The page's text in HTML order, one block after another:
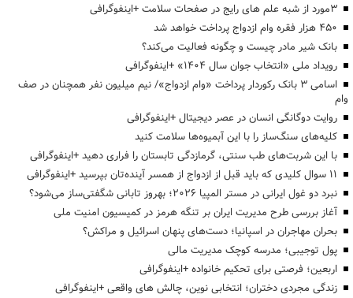
3مورد از شبه علم های رایج در صفحات سلامت +اینفوگرافی
۴۵۰ هزار فقره وام ازدواج پرداخت خواهد شد
بانک شیر مادر چیست و چگونه فعالیت می‌کند؟
رویداد ملی «انتخاب جوان سال ۱۴۰۴» +اینفوگرافی
اسامی ۳ بانک رکوردار پرداخت «وام ازدواج»/ نیم میلیون نفر همچنان در صف
وام
روایت دوگانگی انسان در عصر دیجیتال +اینفوگرافی
کلیه‌های سنگ‌ساز را با این آبمیوه‌ها سلامت کنید
با این شربت‌های طب سنتی، گرمازدگی تابستان را فراری دهید +اینفوگرافی
۱۱ سوال کلیدی که باید قبل از ازدواج از همسر آینده‌تان بپرسید +اینفوگرافی
نبرد دو غول ایرانی در مستر المپیا ۲۰۲۶؛ بهروز تابانی شگفتی‌ساز می‌شود؟
آغاز بررسی طرح مدیریت ایران بر تنگه هرمز در کمیسیون امنیت ملی
بحران مهاجران در اسپانیا؛ دست‌های پنهان اسرائیل و مراکش؟
پول توجیبی؛ مدرسه کوچک مدیریت مالی
اربعین؛ فرصتی برای تحکیم خانواده +اینفوگرافی
زندگی مجردی دختران؛ انتخابی نوین، چالش های واقعی +اینفوگرافی